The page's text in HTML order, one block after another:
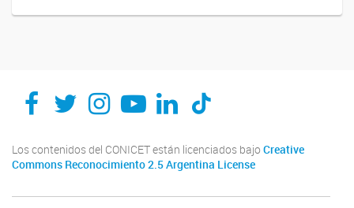
Los contenidos del CONICET están licenciados bajo Creative
Commons Reconocimiento 2.5 Argentina License